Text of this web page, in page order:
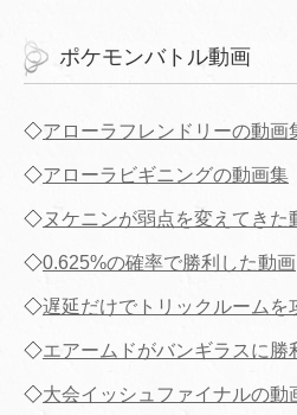
ポケモンバトル動画
◇アローラフレンドリーの動画
◇アローラビギニングの動画集
◇ヌケニンが弱点を変えてきた
◇0.625%の確率で勝利した動画
◇遅延だけでトリックルームを
◇エアームドがバンギラスに勝
◇大会イッシュファイナルの動